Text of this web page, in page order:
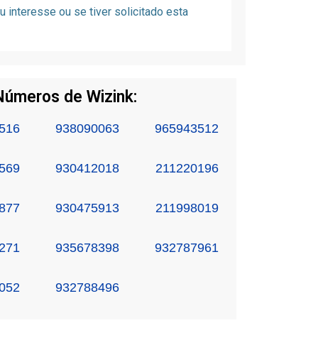
interesse ou se tiver solicitado esta
de Wizink:
938090063 965943512
930412018 211220196
930475913 211998019
935678398 932787961
932788496